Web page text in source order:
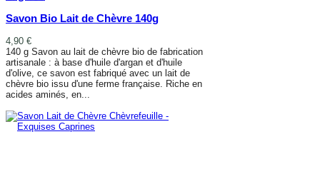
Savon Bio Lait de Chèvre 140g
4,90 €
140 g Savon au lait de chèvre bio de fabrication
artisanale : à base d'huile d'argan et d'huile
d'olive, ce savon est fabriqué avec un lait de
chèvre bio issu d'une ferme française. Riche en
acides aminés, en...